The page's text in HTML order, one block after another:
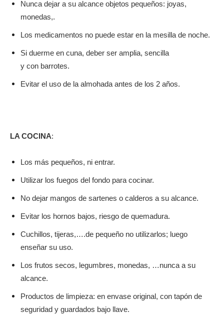
Nunca dejar a su alcance objetos pequeños: joyas,
monedas,.
Los medicamentos no puede estar en la mesilla de noche.
Si duerme en cuna, deber ser amplia, sencilla
y con barrotes.
Evitar el uso de la almohada antes de los 2 años.
LA COCINA:
Los más pequeños, ni entrar.
Utilizar los fuegos del fondo para cocinar.
No dejar mangos de sartenes o calderos a su alcance.
Evitar los hornos bajos, riesgo de quemadura.
Cuchillos, tijeras,….de pequeño no utilizarlos; luego
enseñar su uso.
Los frutos secos, legumbres, monedas, …nunca a su
alcance.
Productos de limpieza: en envase original, con tapón de
seguridad y guardados bajo llave.